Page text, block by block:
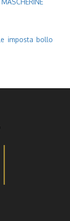
imposta bollo